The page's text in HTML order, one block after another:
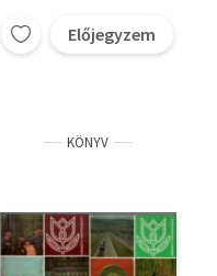
Előjegyzem
KÖNYV